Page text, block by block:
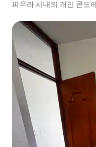
피우라 시내의 개인 콘도